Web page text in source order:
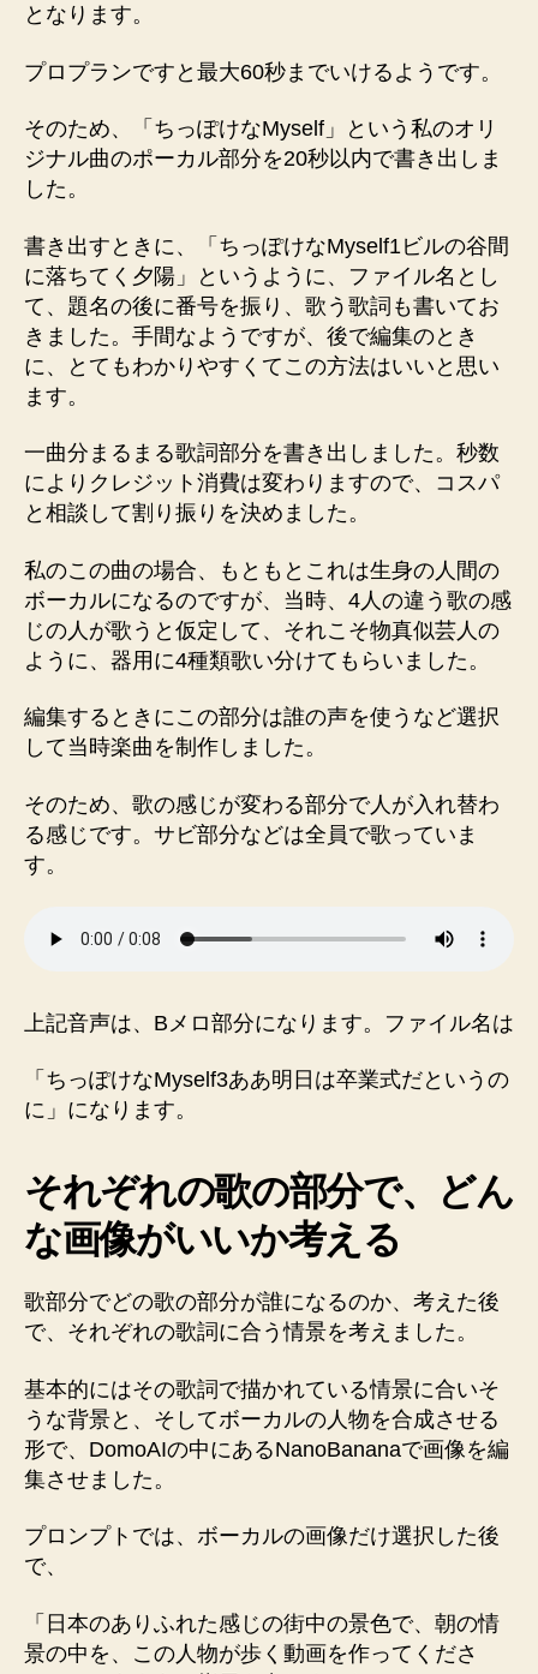
となります。
プロプランですと最大60秒までいけるようです。
そのため、「ちっぽけなMyself」という私のオリ
ジナル曲のポーカル部分を20秒以内で書き出しま
した。
書き出すときに、「ちっぽけなMyself1ビルの谷間
に落ちてく夕陽」というように、ファイル名とし
て、題名の後に番号を振り、歌う歌詞も書いてお
きました。手間なようですが、後で編集のとき
に、とてもわかりやすくてこの方法はいいと思い
ます。
一曲分まるまる歌詞部分を書き出しました。秒数
によりクレジット消費は変わりますので、コスパ
と相談して割り振りを決めました。
私のこの曲の場合、もともとこれは生身の人間の
ボーカルになるのですが、当時、4人の違う歌の感
じの人が歌うと仮定して、それこそ物真似芸人の
ように、器用に4種類歌い分けてもらいました。
編集するときにこの部分は誰の声を使うなど選択
して当時楽曲を制作しました。
そのため、歌の感じが変わる部分で人が入れ替わ
る感じです。サビ部分などは全員で歌っていま
す。
上記音声は、Bメロ部分になります。ファイル名は
「ちっぽけなMyself3ああ明日は卒業式だというの
に」になります。
それぞれの歌の部分で、どん
な画像がいいか考える
歌部分でどの歌の部分が誰になるのか、考えた後
で、それぞれの歌詞に合う情景を考えました。
基本的にはその歌詞で描かれている情景に合いそ
うな背景と、そしてボーカルの人物を合成させる
形で、DomoAIの中にあるNanoBananaで画像を編
集させました。
プロンプトでは、ボーカルの画像だけ選択した後
で、
「日本のありふれた感じの街中の景色で、朝の情
景の中を、この人物が歩く動画を作ってくださ